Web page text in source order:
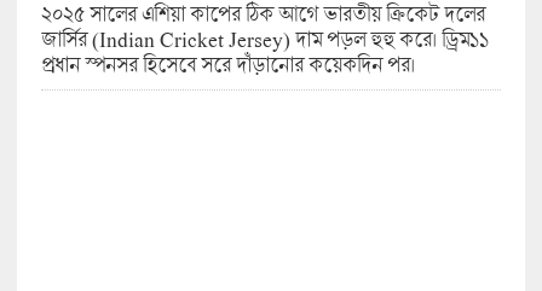
২০২৫ সালের এশিয়া কাপের ঠিক আগে ভারতীয় ক্রিকেট দলের
জার্সির (Indian Cricket Jersey) দাম পড়ল হুহু করে। ড্রিম১১
প্রধান স্পনসর হিসেবে সরে দাঁড়ানোর কয়েকদিন পর।